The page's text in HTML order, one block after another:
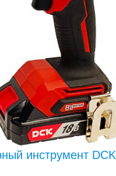
инструмент DCK